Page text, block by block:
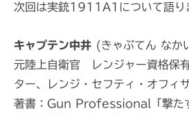
次回は実銃1911A1について語り
キャプテン中井 (きゃぷてん なか
元陸上自衛官 レンジャー資格保
ター、レンジ・セフティ・オフィ
著書：Gun Professional「撃たず